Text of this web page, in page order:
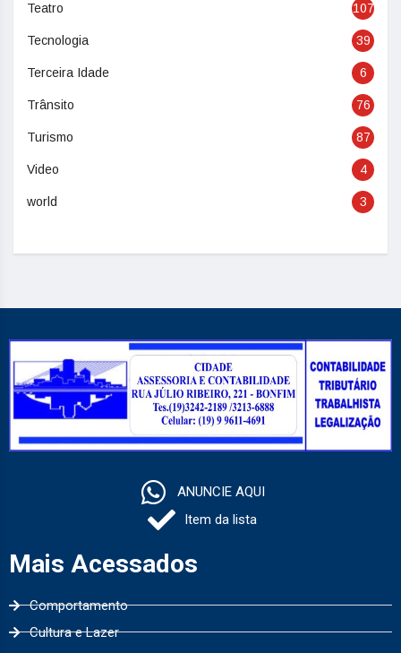
Teatro 107
Tecnologia 39
Terceira Idade 6
Trânsito 76
Turismo 87
Video 4
world 3
ANUNCIE AQUI
Item da lista
Mais Acessados
Comportamento
Cultura e Lazer